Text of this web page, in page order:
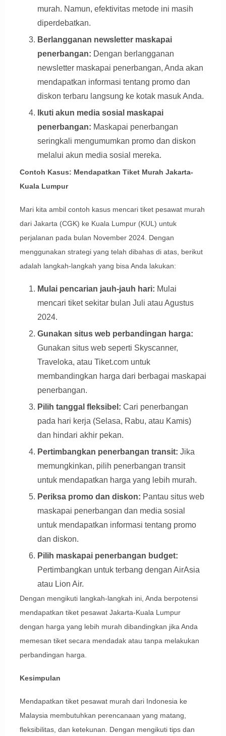
murah. Namun, efektivitas metode ini masih
diperdebatkan.
Berlangganan newsletter maskapai
penerbangan: Dengan berlangganan
newsletter maskapai penerbangan, Anda akan
mendapatkan informasi tentang promo dan
diskon terbaru langsung ke kotak masuk Anda.
Ikuti akun media sosial maskapai
penerbangan: Maskapai penerbangan
seringkali mengumumkan promo dan diskon
melalui akun media sosial mereka.
Contoh Kasus: Mendapatkan Tiket Murah Jakarta-
Kuala Lumpur
Mari kita ambil contoh kasus mencari tiket pesawat murah
dari Jakarta (CGK) ke Kuala Lumpur (KUL) untuk
perjalanan pada bulan November 2024. Dengan
menggunakan strategi yang telah dibahas di atas, berikut
adalah langkah-langkah yang bisa Anda lakukan:
Mulai pencarian jauh-jauh hari: Mulai
mencari tiket sekitar bulan Juli atau Agustus
2024.
Gunakan situs web perbandingan harga:
Gunakan situs web seperti Skyscanner,
Traveloka, atau Tiket.com untuk
membandingkan harga dari berbagai maskapai
penerbangan.
Pilih tanggal fleksibel: Cari penerbangan
pada hari kerja (Selasa, Rabu, atau Kamis)
dan hindari akhir pekan.
Pertimbangkan penerbangan transit: Jika
memungkinkan, pilih penerbangan transit
untuk mendapatkan harga yang lebih murah.
Periksa promo dan diskon: Pantau situs web
maskapai penerbangan dan media sosial
untuk mendapatkan informasi tentang promo
dan diskon.
Pilih maskapai penerbangan budget:
Pertimbangkan untuk terbang dengan AirAsia
atau Lion Air.
Dengan mengikuti langkah-langkah ini, Anda berpotensi
mendapatkan tiket pesawat Jakarta-Kuala Lumpur
dengan harga yang lebih murah dibandingkan jika Anda
memesan tiket secara mendadak atau tanpa melakukan
perbandingan harga.
Kesimpulan
Mendapatkan tiket pesawat murah dari Indonesia ke
Malaysia membutuhkan perencanaan yang matang,
fleksibilitas, dan ketekunan. Dengan mengikuti tips dan